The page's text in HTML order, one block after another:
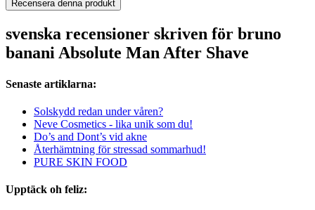
Recensera denna produkt
svenska recensioner skriven för bruno
banani Absolute Man After Shave
Senaste artiklarna:
Solskydd redan under våren?
Neve Cosmetics - lika unik som du!
Do’s and Dont’s vid akne
Återhämtning för stressad sommarhud!
PURE SKIN FOOD
Upptäck oh feliz: